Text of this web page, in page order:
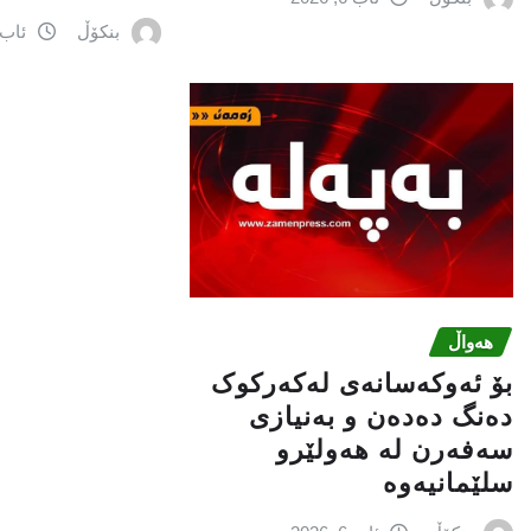
بنکۆڵ
ئاب 6,
هەواڵ
بۆ ئەوکەسانەی لەکەرکوک
دەنگ دەدەن و بەنیازی
سەفەرن لە هەولێرو
سلێمانیەوە